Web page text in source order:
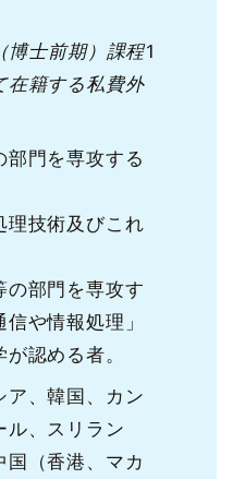
博士前期）課程1
在籍する私費外
門を専攻する
技術及びこれ
部門を専攻す
や情報処理」
認める者。
ア、韓国、カン
ル、スリラン
国（香港、マカ